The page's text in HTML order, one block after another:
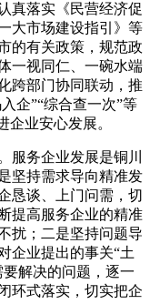
真落实《民营经济促
大市场建设指引》等
的有关政策，规范政
一视同仁、一碗水端
跨部门协同联动，推
企”“综合查一次”等
企业安心发展。
服务企业发展是铜川
坚持需求导向精准发
恳谈、上门问需，切
提高服务企业的精准
扰；二是坚持问题导
企业提出的事关“土
解决的问题，逐一
环式落实，切实把企